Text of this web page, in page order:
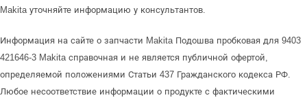
Makita уточняйте информацию у консультантов.
Информация на сайте о запчасти Makita Подошва пробковая для 9403
421646-3 Makita справочная и не является публичной офертой,
определяемой положениями Статьи 437 Гражданского кодекса РФ.
Любое несоответствие информации о продукте с фактическими